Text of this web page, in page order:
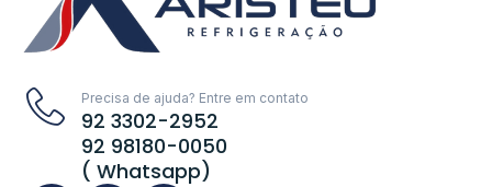
Precisa de ajuda? Entre em contato
92 3302-2952
92 98180-0050
( Whatsapp)